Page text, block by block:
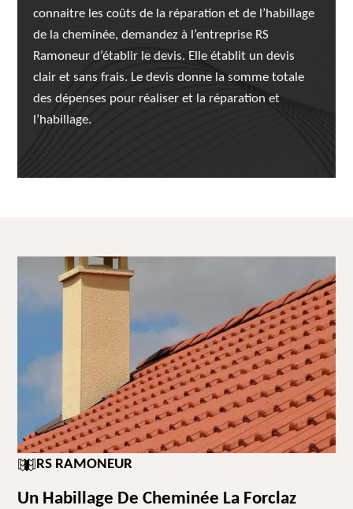
connaitre les coûts de la réparation et de l’habillage
de la cheminée, demandez à l’entreprise RS
Ramoneur d’établir le devis. Elle établit un devis
clair et sans frais. Le devis donne la somme totale
des dépenses pour réaliser et la réparation et
l’habillage.
RS RAMONEUR
Un Habillage De Cheminée La Forclaz